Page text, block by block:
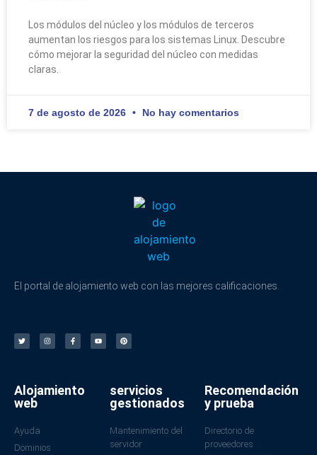
Los módulos del núcleo y los módulos de terceros
aumentan los riesgos para los sistemas Linux. Descubre
cómo mejorar la seguridad del núcleo con medidas
claras.
7 de agosto de 2026 No hay comentarios
El portal de alojamiento web con las mejores calificaciones.
Alojamiento
web
Ayuda
Dominios
servicios
gestionados
Mantenimiento del
servidor
Recomendación
y prueba
Directorio de
proveedores